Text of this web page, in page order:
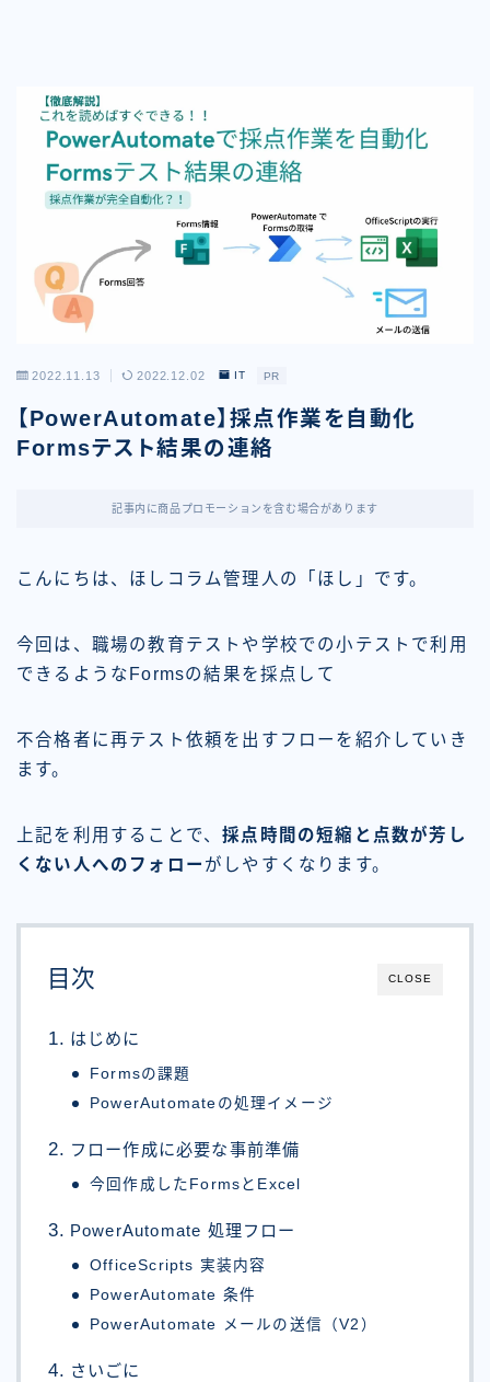
2022.11.13 2022.12.02 IT PR
【PowerAutomate】採点作業を自動化
Formsテスト結果の連絡
記事内に商品プロモーションを含む場合があります
こんにちは、ほしコラム管理人の「ほし」です。
今回は、職場の教育テストや学校での小テストで利用
できるようなFormsの結果を採点して
不合格者に再テスト依頼を出すフローを紹介していき
ます。
上記を利用することで、採点時間の短縮と点数が芳し
くない人へのフォロー がしやすくなります。
CLOSE
目次
はじめに
Formsの課題
PowerAutomateの処理イメージ
フロー作成に必要な事前準備
今回作成したFormsとExcel
PowerAutomate 処理フロー
OfficeScripts 実装内容
PowerAutomate 条件
PowerAutomate メールの送信（V2）
さいごに